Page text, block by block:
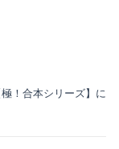
！合本シリーズ】に